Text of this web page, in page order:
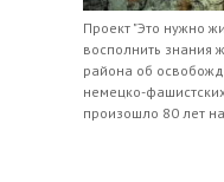
Проект "Это нужно
восполнить знания
района об
немецко-
произошло 80 лет